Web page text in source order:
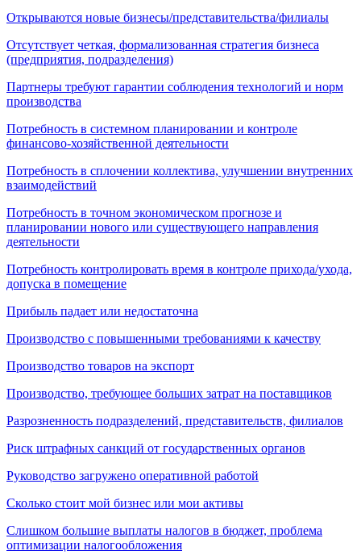
Открываются новые бизнесы/представительства/филиалы
Отсутствует четкая, формализованная стратегия бизнеса
(предприятия, подразделения)
Партнеры требуют гарантии соблюдения технологий и норм
производства
Потребность в системном планировании и контроле
финансово-хозяйственной деятельности
Потребность в сплочении коллектива, улучшении внутренних
взаимодействий
Потребность в точном экономическом прогнозе и
планировании нового или существующего направления
деятельности
Потребность контролировать время в контроле прихода/ухода,
допуска в помещение
Прибыль падает или недостаточна
Производство с повышенными требованиями к качеству
Производство товаров на экспорт
Производство, требующее больших затрат на поставщиков
Разрозненность подразделений, представительств, филиалов
Риск штрафных санкций от государственных органов
Руководство загружено оперативной работой
Сколько стоит мой бизнес или мои активы
Слишком большие выплаты налогов в бюджет, проблема
оптимизации налогообложения